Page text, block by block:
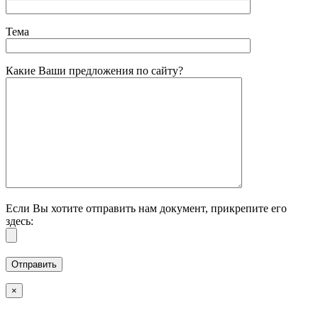
Тема
Какие Ваши предложения по сайту?
Если Вы хотите отправить нам документ, прикрепите его
здесь:
×